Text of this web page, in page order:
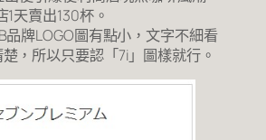
1天賣出130杯。
品牌LOGO圖有點小，文字不細看
，所以只要認「7i」圖樣就行。